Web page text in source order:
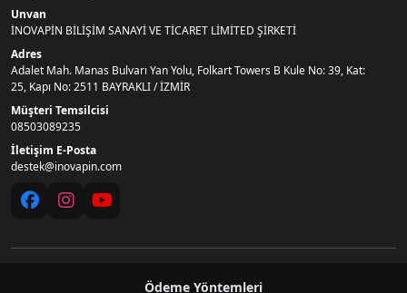
Unvan
İNOVAPİN BİLİŞİM SANAYİ VE TİCARET LİMİTED ŞİRKETİ
Adres
Adalet Mah. Manas Bulvarı Yan Yolu, Folkart Towers B Kule No: 39, Kat:
25, Kapı No: 2511 BAYRAKLI / İZMİR
Müşteri Temsilcisi
08503089235
İletişim E-Posta
destek@inovapin.com
Ödeme Yöntemleri